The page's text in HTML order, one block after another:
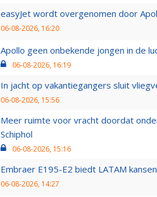
easyJet wordt overgenomen door
06-08-2026, 16:20
Apollo geen onbekende jongen in de
06-08-2026, 16:19
In jacht op vakantiegangers sluit
06-08-2026, 15:56
Meer ruimte voor vracht doordat
Schiphol
06-08-2026, 15:16
Embraer E195-E2 biedt LATAM
06-08-2026, 14:27